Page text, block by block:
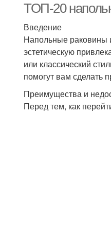
ТОП-20
Введение
Напольные раковины
эстетическую
или классический
помогут вам сделать
Преимущества и
Перед тем, как